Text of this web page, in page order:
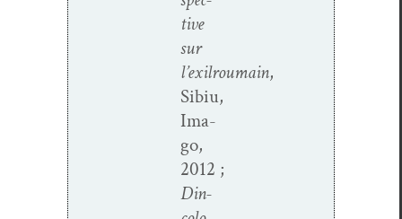
tive
sur
l’exilroumain,
Sibiu,
Ima­
go,
2012 ;
Din­